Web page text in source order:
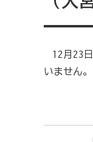
12月23
いません